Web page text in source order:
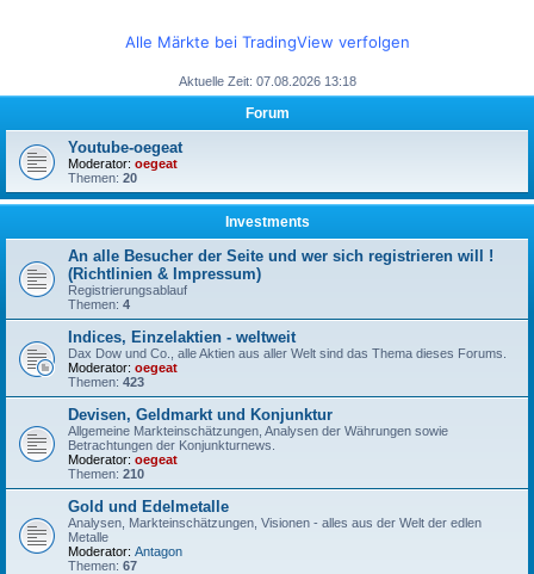
Alle Märkte bei TradingView verfolgen
Aktuelle Zeit: 07.08.2026 13:18
Forum
Youtube-oegeat
Moderator: oegeat
Themen: 20
Investments
An alle Besucher der Seite und wer sich registrieren will !
(Richtlinien & Impressum)
Registrierungsablauf
Themen: 4
Indices, Einzelaktien - weltweit
Dax Dow und Co., alle Aktien aus aller Welt sind das Thema dieses Forums.
Moderator: oegeat
Themen: 423
Devisen, Geldmarkt und Konjunktur
Allgemeine Markteinschätzungen, Analysen der Währungen sowie
Betrachtungen der Konjunkturnews.
Moderator: oegeat
Themen: 210
Gold und Edelmetalle
Analysen, Markteinschätzungen, Visionen - alles aus der Welt der edlen
Metalle
Moderator: Antagon
Themen: 67